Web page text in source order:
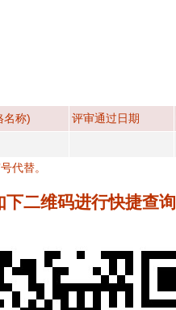
名称) 评审通过日期
代替。
下二维码进行快捷查询